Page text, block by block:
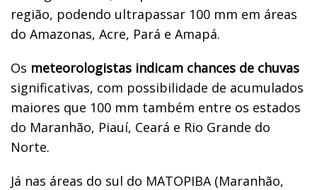
região, podendo ultrapassar 100 mm em áreas
do Amazonas, Acre, Pará e Amapá.
Os meteorologistas indicam chances de chuvas
significativas, com possibilidade de acumulados
maiores que 100 mm também entre os estados
do Maranhão, Piauí, Ceará e Rio Grande do
Norte.
Já nas áreas do sul do MATOPIBA (Maranhão,